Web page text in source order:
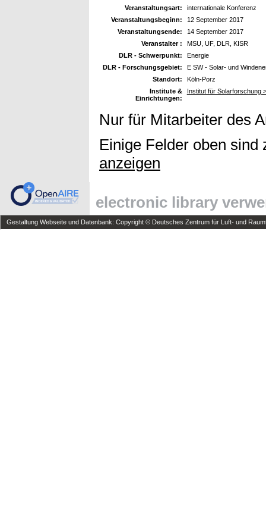
Veranstaltungsart:
internationale Konferenz
Veranstaltungsbeginn:
12 September 2017
Veranstaltungsende:
14 September 2017
Veranstalter :
MSU, UF, DLR, KISR
DLR - Schwerpunkt:
Energie
DLR - Forschungsgebiet:
E SW - Solar- und
Standort:
Köln-Porz
Institute &
Einrichtungen:
Institut für Solarforschung
Nur für Mitarbeiter des
Einige Felder oben
anzeigen
electronic library
Gestaltung Webseite und Datenbank: Copyright © Deutsches Zentrum für Luft- und